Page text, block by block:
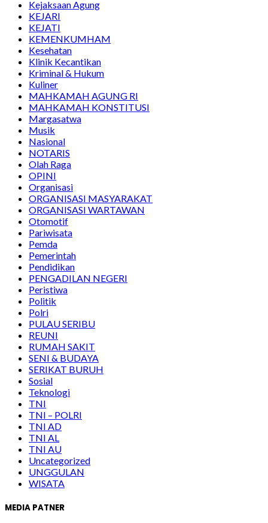
Kejaksaan Agung
KEJARI
KEJATI
KEMENKUMHAM
Kesehatan
Klinik Kecantikan
Kriminal & Hukum
Kuliner
MAHKAMAH AGUNG RI
MAHKAMAH KONSTITUSI
Margasatwa
Musik
Nasional
NOTARIS
Olah Raga
OPINI
Organisasi
ORGANISASI MASYARAKAT
ORGANISASI WARTAWAN
Otomotif
Pariwisata
Pemda
Pemerintah
Pendidikan
PENGADILAN NEGERI
Peristiwa
Politik
Polri
PULAU SERIBU
REUNI
RUMAH SAKIT
SENI & BUDAYA
SERIKAT BURUH
Sosial
Teknologi
TNI
TNI – POLRI
TNI AD
TNI AL
TNI AU
Uncategorized
UNGGULAN
WISATA
MEDIA PATNER